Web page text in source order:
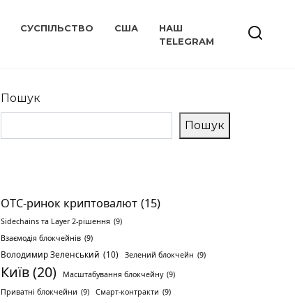
СУСПІЛЬСТВО США
НАШ
TELEGRAM
Пошук
Пошук
OTC-ринок криптовалют (15)
Sidechains та Layer 2-рішення (9)
Взаємодія блокчейнів (9)
Володимир Зеленський (10) Зелений блокчейн (9)
Київ(20) Масштабування блокчейну (9)
Приватні блокчейни (9) Смарт-контракти (9)